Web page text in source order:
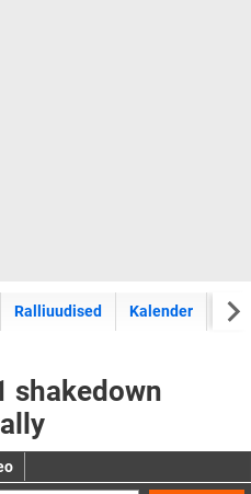
Ralliuudised Kalender
shakedown